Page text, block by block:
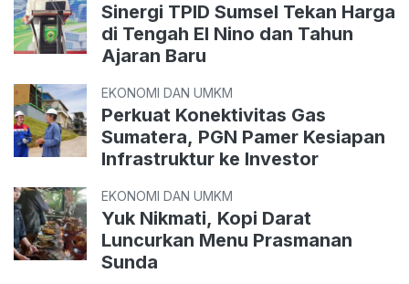
Sinergi TPID Sumsel Tekan Harga
di Tengah El Nino dan Tahun
Ajaran Baru
EKONOMI DAN UMKM
Perkuat Konektivitas Gas
Sumatera, PGN Pamer Kesiapan
Infrastruktur ke Investor
EKONOMI DAN UMKM
Yuk Nikmati, Kopi Darat
Luncurkan Menu Prasmanan
Sunda